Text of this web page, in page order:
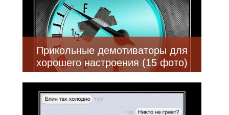
Прикольные демотиваторы для
хорошего настроения (15 фото)